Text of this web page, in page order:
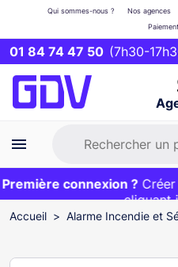
01 84 74 47 50 (7h30-
Qui sommes-nous ? Nos agences
Première commande ?
et livraison 24/48h
connexion ? Créer
cliquant
EXCLU WEB :
Accueil Alarme Incendie et